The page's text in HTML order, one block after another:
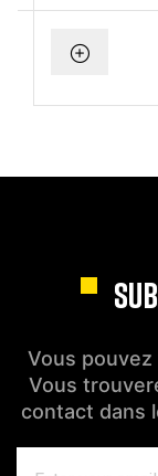
Vous
Vous
contact dans